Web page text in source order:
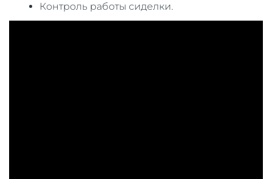
Контроль работы сиделки.